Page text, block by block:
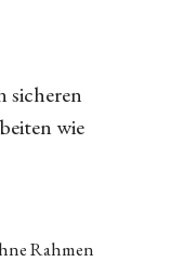
sicheren
wie
Rahmen